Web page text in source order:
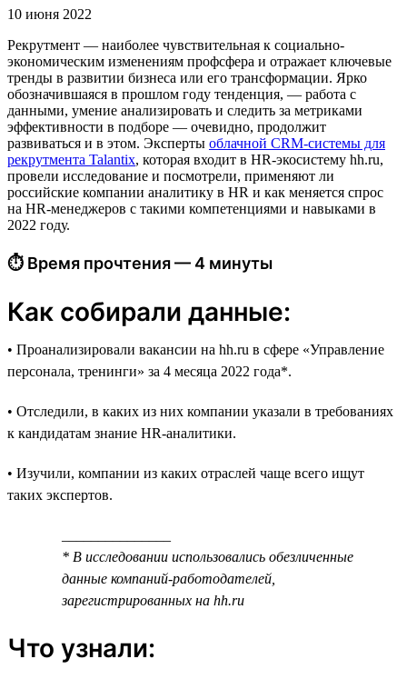
10 июня 2022
Рекрутмент — наиболее чувствительная к социально-
экономическим изменениям профсфера и отражает ключевые
тренды в развитии бизнеса или его трансформации. Ярко
обозначившаяся в прошлом году тенденция, — работа c
данными, умение анализировать и следить за метриками
эффективности в подборе — очевидно, продолжит
развиваться и в этом. Эксперты облачной CRM-системы для
рекрутмента Talantix, которая входит в HR-экосистему hh.ru,
провели исследование и посмотрели, применяют ли
российские компании аналитику в HR и как меняется спрос
на HR-менеджеров с такими компетенциями и навыками в
2022 году.
⏱ Время прочтения — 4 минуты
Как собирали данные:
• Проанализировали вакансии на hh.ru в сфере «Управление
персонала, тренинги» за 4 месяца 2022 года*.
• Отследили, в каких из них компании указали в требованиях
к кандидатам знание HR-аналитики.
• Изучили, компании из каких отраслей чаще всего ищут
таких экспертов.
* В исследовании использовались обезличенные
данные компаний-работодателей,
зарегистрированных на hh.ru
Что узнали: